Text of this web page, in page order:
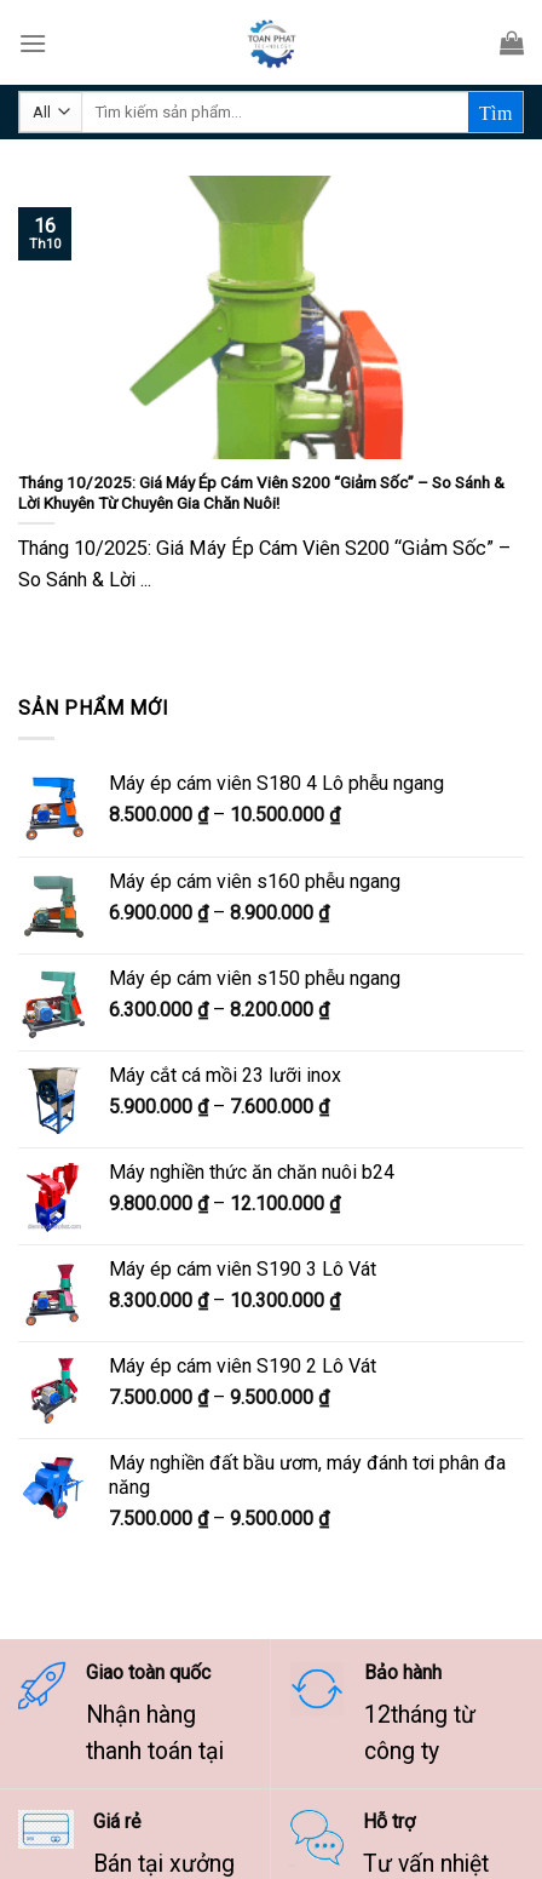
Tìm
SẢN PHẨM MỚI
Máy ép cám viên S180 4 Lô phễu ngang
8.500.000 ₫ – 10.500.000 ₫Khoảng
8.500.000 ₫
Máy ép cám viên s160 phễu ngang
6.900.000 ₫ – 8.900.000 ₫Khoảng
từ
6.900.000 ₫
đến
Máy ép cám viên s150 phễu ngang
6.300.000 ₫ – 8.200.000 ₫Khoảng
6.300.000 ₫
đến
Máy cắt cá mồi 23 lưỡi inox
5.900.000 ₫ – 7.600.000 ₫Khoảng
5.900.000 ₫
đến
Máy nghiền thức ăn chăn nuôi b24
9.800.000 ₫ – 12.100.000 ₫Khoảng
9.800.000 ₫
đến
Máy ép cám viên S190 3 Lô Vát
8.300.000 ₫ – 10.300.000 ₫Khoảng
8.300.000 ₫
Máy ép cám viên S190 2 Lô Vát
7.500.000 ₫ – 9.500.000 ₫Khoảng
7.500.000 ₫
9.500.000 ₫
Máy nghiền đất bầu ươm, máy đánh tơi phân đa
năng
7.500.000 ₫ – 9.500.000 ₫Khoảng
9.500.000 ₫
Tháng 10/2025: Giá Máy Ép Cám Viên S200 “Giảm Sốc” – So Sánh &
Lời Khuyên Từ Chuyên Gia Chăn Nuôi!
Tháng 10/2025: Giá Máy Ép Cám Viên S200 “Giảm Sốc” –
So Sánh & Lời ...
16
Th10
Giao toàn quốc
Nhận hàng
thanh toán tại
Bảo hành
12tháng từ
công ty
Giá rẻ
Bán tại xưởng
Hỗ trợ
Tư vấn nhiệt